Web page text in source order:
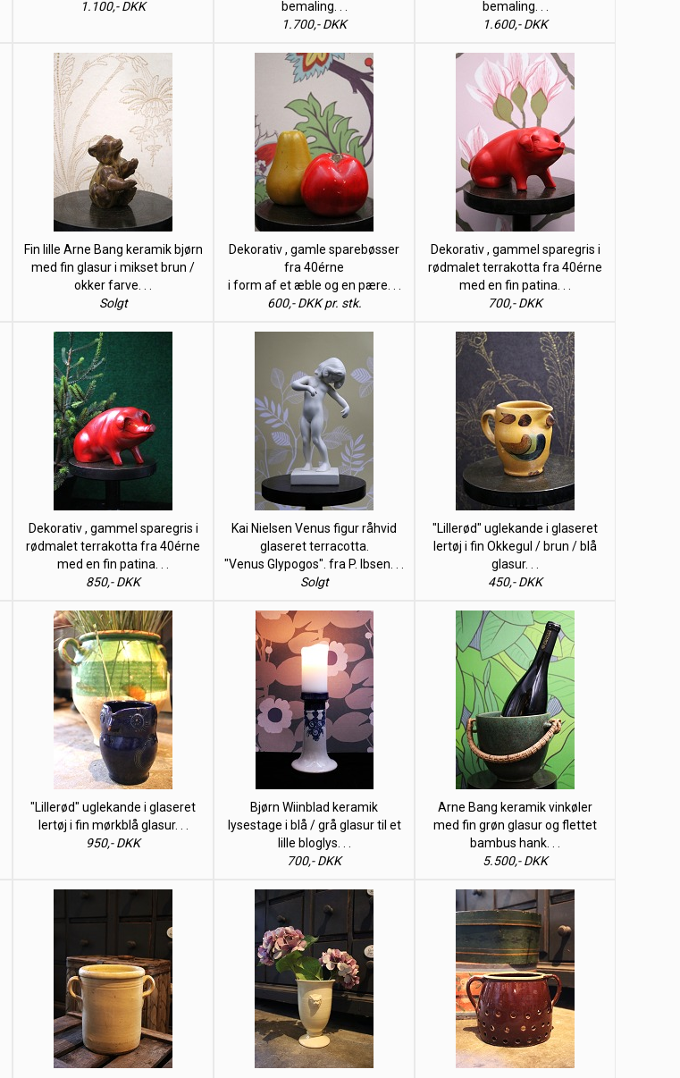
1.100,- DKK
bemaling. . .
1.700,- DKK
bemaling. . .
1.600,- DKK
Fin lille Arne Bang keramik bjørn
med fin glasur i mikset brun /
okker farve. . .
Solgt
Dekorativ , gamle sparebøsser
fra 40érne
i form af et æble og en pære. . .
600,- DKK pr. stk.
Dekorativ , gammel sparegris i
rødmalet terrakotta fra 40érne
med en fin patina. . .
700,- DKK
Dekorativ , gammel sparegris i
rødmalet terrakotta fra 40érne
med en fin patina. . .
850,- DKK
Kai Nielsen Venus figur råhvid
glaseret terracotta.
"Venus Glypogos". fra P. Ibsen. . .
Solgt
"Lillerød" uglekande i glaseret
lertøj i fin Okkegul / brun / blå
glasur. . .
450,- DKK
"Lillerød" uglekande i glaseret
lertøj i fin mørkblå glasur. . .
950,- DKK
Bjørn Wiinblad keramik
lysestage i blå / grå glasur til et
lille bloglys. . .
700,- DKK
Arne Bang keramik vinkøler
med fin grøn glasur og flettet
bambus hank. . .
5.500,- DKK